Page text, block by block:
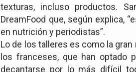
texturas, incluso productos.
DreamFood que, según explica,
en nutrición y periodistas”.
Lo de los talleres es como la
los franceses, que han optado
decantarse por lo más difícil